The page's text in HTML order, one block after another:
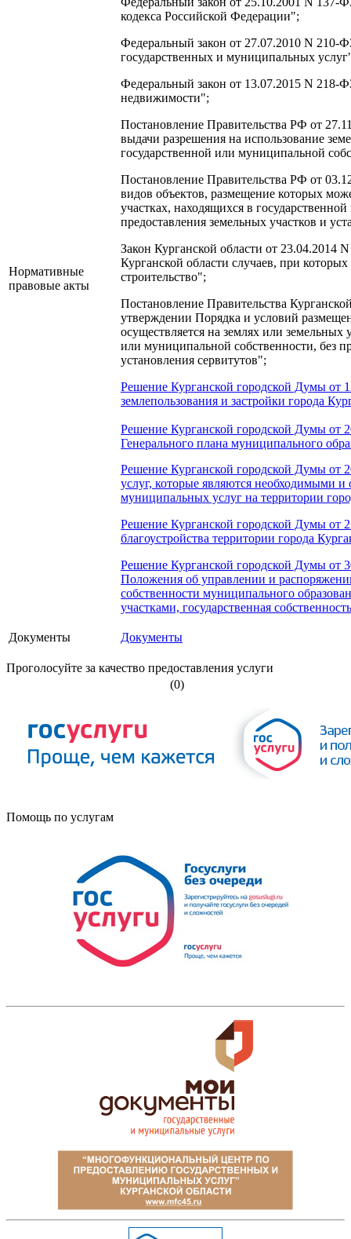
Нормативные
правовые акты
кодекса Российской Федерации";
Федеральный закон от 27.07.2010 N 210-
государственных и муниципальных
Федеральный закон от 13.07.2015 N 218-
недвижимости";
Постановление Правительства РФ от
выдачи разрешения на использование
государственной или муниципальной
Постановление Правительства РФ от
видов объектов, размещение которых
участках, находящихся в
предоставления земельных участков и
Закон Курганской области от 23.04.2014
Курганской области случаев, при
строительство";
Постановление Правительства
утверждении Порядка и условий
осуществляется на землях или земельных
или муниципальной собственности, без
установления сервитутов";
Решение Курганской городской Думы от
землепользования и застройки города
Решение Курганской городской Думы от
Генерального плана муниципального
Решение Курганской городской Думы от
услуг, которые являются необходимыми и
муниципальных услуг на территории
Решение Курганской городской Думы от
благоустройства территории города
Решение Курганской городской Думы от
Положения об управлении и
собственности муниципального
участками, государственная
Документы Документы
Проголосуйте за качество предоставления услуги
(0)
Помощь по услугам